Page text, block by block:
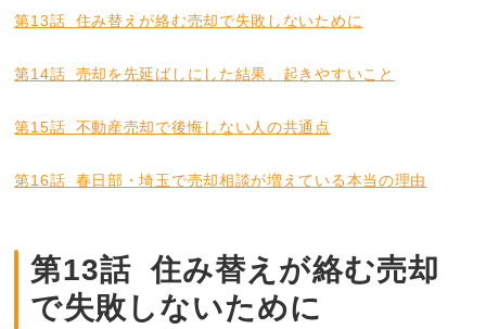
第13話 住み替えが絡む売却で失敗しないために
第14話 売却を先延ばしにした結果、起きやすいこと
第15話 不動産売却で後悔しない人の共通点
第16話 春日部・埼玉で売却相談が増えている本当の理由
第13話 住み替えが絡む売却
で失敗しないために